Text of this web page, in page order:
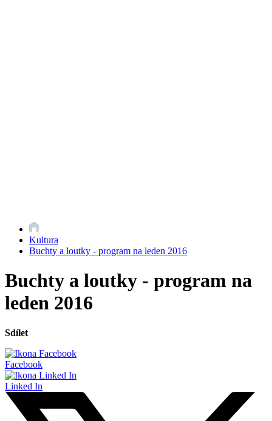
Kultura
Buchty a loutky - program na leden 2016
Buchty a loutky - program na
leden 2016
Sdílet
Facebook
Linked In